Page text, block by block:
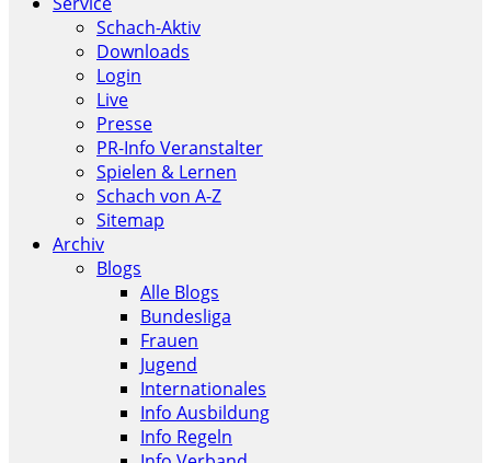
Schach-Aktiv
Downloads
Login
Live
Presse
PR-Info Veranstalter
Spielen & Lernen
Schach von A-Z
Sitemap
Archiv
Blogs
Alle Blogs
Bundesliga
Frauen
Jugend
Internationales
Info Ausbildung
Info Regeln